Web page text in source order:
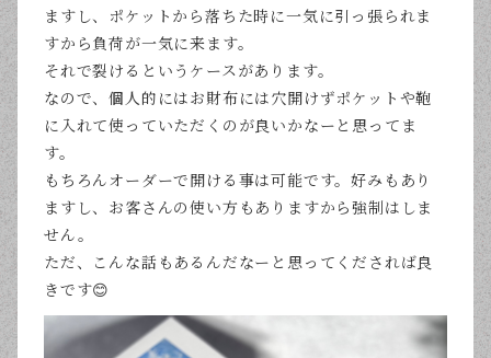
ますし、ポケットから落ちた時に一気に引っ張られま
すから負荷が一気に来ます。
それで裂けるというケースがあります。
なので、個人的にはお財布には穴開けずポケットや鞄
に入れて使っていただくのが良いかなーと思ってま
す。
もちろんオーダーで開ける事は可能です。好みもあり
ますし、お客さんの使い方もありますから強制はしま
せん。
ただ、こんな話もあるんだなーと思ってくだされば良
きです😊